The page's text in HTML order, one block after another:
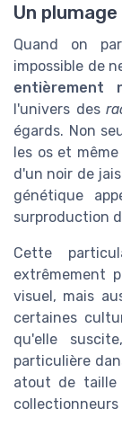
Un
Quand on
impossible de
entièrement
l'univers des
égards. Non
les os et
d'un noir de
génétique
surproduction
Cette
extrêmement
visuel, mais
certaines
qu'elle
particulière
atout de taille
collectionneurs